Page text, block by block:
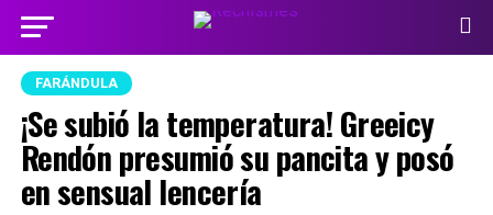
FARÁNDULA
¡Se subió la temperatura! Greeicy
Rendón presumió su pancita y posó
en sensual lencería